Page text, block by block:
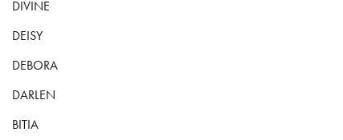
DIVINE
DEISY
DEBORA
DARLEN
BITIA